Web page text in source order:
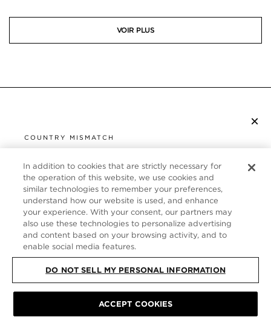
VOIR PLUS
×
COUNTRY MISMATCH
UNITED STATES
It looks like you are visiting us from United States,
but you are currently browsing our France store.
Would you like to be redirected to your local site?
SHOP IN UNITED STATES
CONTINUE BROWSING HERE
SERVICE CLIENT
À PROPOS
FOLLOW US
POLITIQUE DE CONFIDENTIALITÉ
In addition to cookies that are strictly necessary for
the operation of this website, we use cookies and
similar technologies to remember your preferences,
understand how our website is used, and enhance
your experience. With your consent, our partners may
also use these technologies to personalize advertising
and content based on your browsing activity, and to
enable social media features.
DO NOT SELL MY PERSONAL INFORMATION
ACCEPT COOKIES